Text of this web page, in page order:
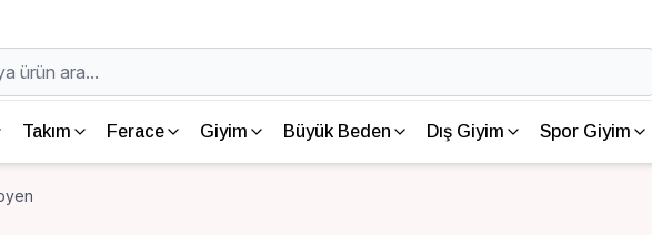
Takım Ferace Giyim Büyük Beden Dış Giyim Spor Giyim